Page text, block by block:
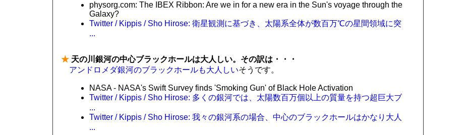
physorg.com: The IBEX Ribbon: Are we in for a new era in the Sun's voyage through the
Galaxy?
Twitter / Kippis / Sho Hirose: 衛星観測に基づき、太陽系全体が数百万℃の星間領域に突
...
★ 天の川銀河の中心ブラックホールは大人しい。その訳は・・・
アンドロメダ銀河のブラックホールも大人しいそうです。
NASA - NASA's Swift Survey finds 'Smoking Gun' of Black Hole Activation
Twitter / Kippis / Sho Hirose: 多くの銀河では、太陽数百万個以上の質量を持つ超巨大ブ
...
Twitter / Kippis / Sho Hirose: 我々の銀河系の場合、中心のブラックホールはかなり大人
...